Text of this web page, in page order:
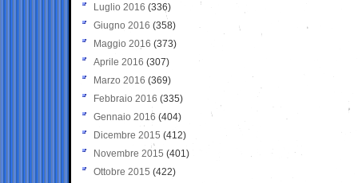
Luglio 2016 (336)
Giugno 2016 (358)
Maggio 2016 (373)
Aprile 2016 (307)
Marzo 2016 (369)
Febbraio 2016 (335)
Gennaio 2016 (404)
Dicembre 2015 (412)
Novembre 2015 (401)
Ottobre 2015 (422)